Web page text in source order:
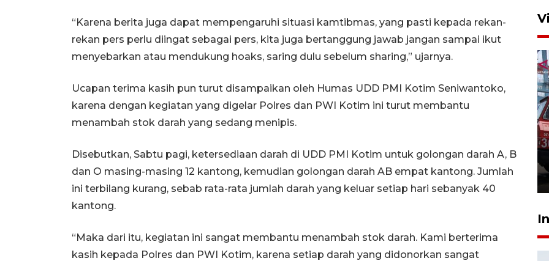
“Karena berita juga dapat mempengaruhi situasi kamtibmas, yang pasti kepada rekan-
rekan pers perlu diingat sebagai pers, kita juga bertanggung jawab jangan sampai ikut
menyebarkan atau mendukung hoaks, saring dulu sebelum sharing,” ujarnya.
Ucapan terima kasih pun turut disampaikan oleh Humas UDD PMI Kotim Seniwantoko,
karena dengan kegiatan yang digelar Polres dan PWI Kotim ini turut membantu
menambah stok darah yang sedang menipis.
Disebutkan, Sabtu pagi, ketersediaan darah di UDD PMI Kotim untuk golongan darah A, B
dan O masing-masing 12 kantong, kemudian golongan darah AB empat kantong. Jumlah
ini terbilang kurang, sebab rata-rata jumlah darah yang keluar setiap hari sebanyak 40
kantong.
“Maka dari itu, kegiatan ini sangat membantu menambah stok darah. Kami berterima
kasih kepada Polres dan PWI Kotim, karena setiap darah yang didonorkan sangat
anggaran khusus anak
penderita kanker dan jantung
23 Juli 2026 19:17